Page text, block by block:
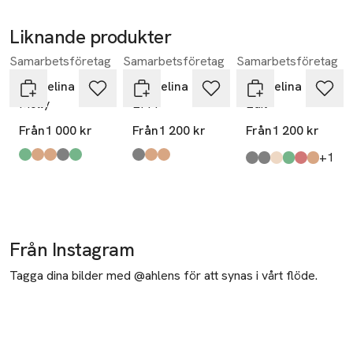
Liknande produkter
Hoppa över bildspelet
Samarbetsföretag
Pappelina
Molly
Från1 000 kr
Produkten finns i färgerna:
forest,
mud,
Clay,
ocean grey,
Woods,
Samarbetsföretag
Pappelina
EFFI
Från1 200 kr
Produkten finns i färgerna:
warm grey
mud,
charcoal
Samarbetsföretag
Pappelina
Edit
Från1 200 kr
Produkten finns i
charcoal,
linen,
beige,
army,
brick,
mud, +1
Från Instagram
Tagga dina bilder med @ahlens för att synas i vårt flöde.